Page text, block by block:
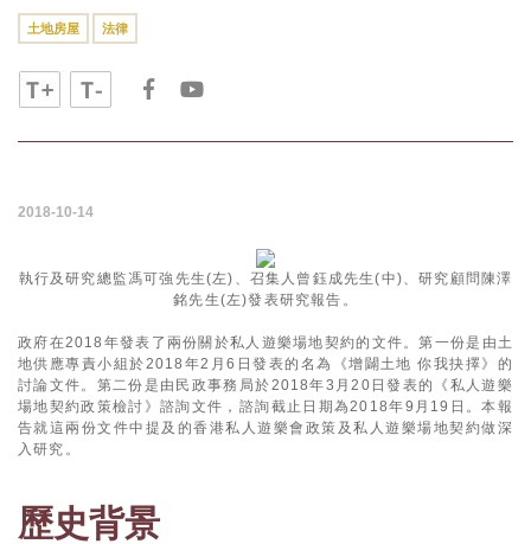
土地房屋 法律
2018-10-14
執行及研究總監馮可強先生(左)、召集人曾鈺成先生(中)、研究顧問陳澤
銘先生(左)發表研究報告。
政府在2018年發表了兩份關於私人遊樂場地契約的文件。第一份是由土
地供應專責小組於2018年2月6日發表的名為《增闢土地 你我抉擇》的
討論文件。第二份是由民政事務局於2018年3月20日發表的《私人遊樂
場地契約政策檢討》諮詢文件，諮詢截止日期為2018年9月19日。本報
告就這兩份文件中提及的香港私人遊樂會政策及私人遊樂場地契約做深
入研究。
歷史背景